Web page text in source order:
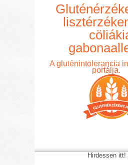
A gluténintolerancia
portálja.
Hirdessen itt!